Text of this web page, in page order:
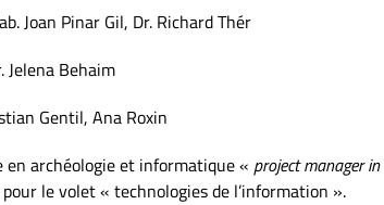
Joan Pinar Gil, Dr. Richard Thér
Jelena Behaim
Gentil, Ana Roxin
archéologie et informatique « project manager
le volet « technologies de l’information ».